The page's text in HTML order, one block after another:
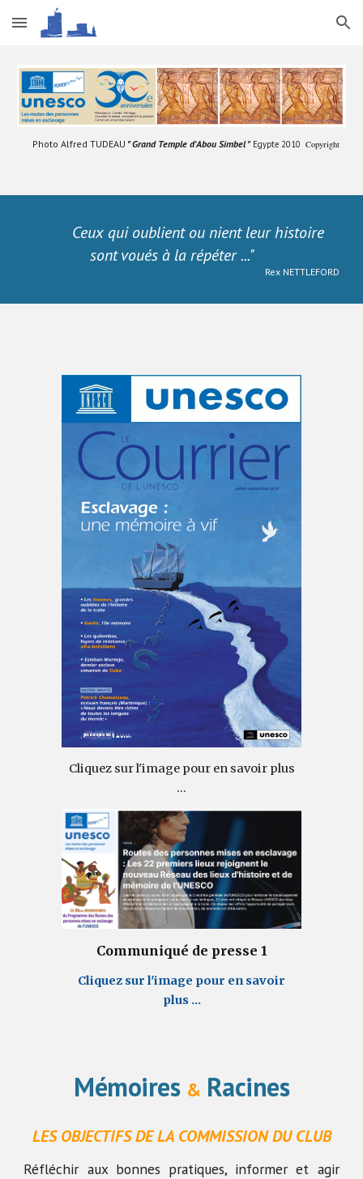
Skip to main content Skip to navigation
Photo Alfred TUDEAU " Grand Temple d'Abou Simbel "Egypte 2010 Copyright
Ceux qui oublient ou nient leur histoire
sont voués à la répéter ..."
Rex NETTLEFORD
Cliquez sur l'image pour en savoir plus
...
Communiqué de presse 1
Cliquez sur l'image pour en savoir
plus ...
Mémoires & Racines
LES OBJECTIFS DE LA COMMISSION DU CLUB
Réfléchir aux bonnes pratiques, informer et agir